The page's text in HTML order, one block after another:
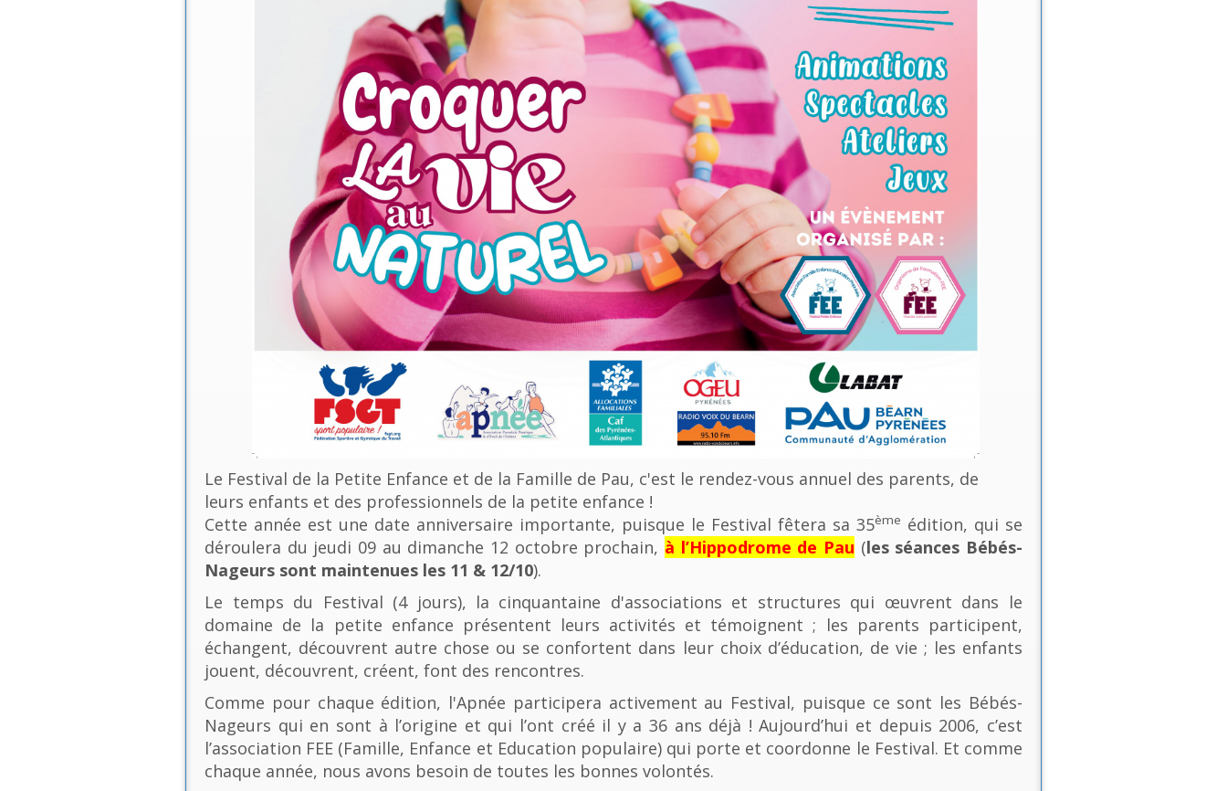
Le Festival de la Petite Enfance et de la Famille de Pau, c'est le rendez-vous annuel des parents, de
leurs enfants et des professionnels de la petite enfance !
Cette année est une date anniversaire importante, puisque le Festival fêtera sa 35ème édition, qui se
déroulera du jeudi 09 au dimanche 12 octobre prochain, à l’Hippodrome de Pau (les séances Bébés-
Nageurs sont maintenues les 11 & 12/10).
Le temps du Festival (4 jours), la cinquantaine d'associations et structures qui œuvrent dans le
domaine de la petite enfance présentent leurs activités et témoignent ; les parents participent,
échangent, découvrent autre chose ou se confortent dans leur choix d’éducation, de vie ; les enfants
jouent, découvrent, créent, font des rencontres.
Comme pour chaque édition, l'Apnée participera activement au Festival, puisque ce sont les Bébés-
Nageurs qui en sont à l’origine et qui l’ont créé il y a 36 ans déjà ! Aujourd’hui et depuis 2006, c’est
l’association FEE (Famille, Enfance et Education populaire) qui porte et coordonne le Festival. Et comme
chaque année, nous avons besoin de toutes les bonnes volontés.